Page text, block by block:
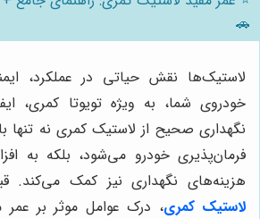
🚗
لاستیک‌ها نقش حیاتی در عملکرد،
خودروی شما، به ویژه تویوتا کمری،
نگهداری صحیح از لاستیک کمری نه تنها
فرمان‌پذیری خودرو می‌شود، بلکه به
هزینه‌های نگهداری نیز کمک می‌کند.
لاستیک کمری، درک عوامل موثر بر